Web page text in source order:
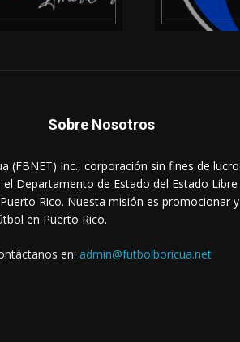
Sobre Nosotros
(FBNET) Inc., corporación sin fines de lucro
el Departamento de Estado del Estado Libre
Rico. Nuesta misión es promocionar y
en Puerto Rico.
en: admin@futbolboricua.net